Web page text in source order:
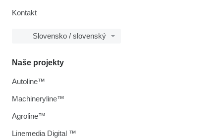
Kontakt
Slovensko / slovenský
Naše projekty
Autoline™
Machineryline™
Agroline™
Linemedia Digital ™